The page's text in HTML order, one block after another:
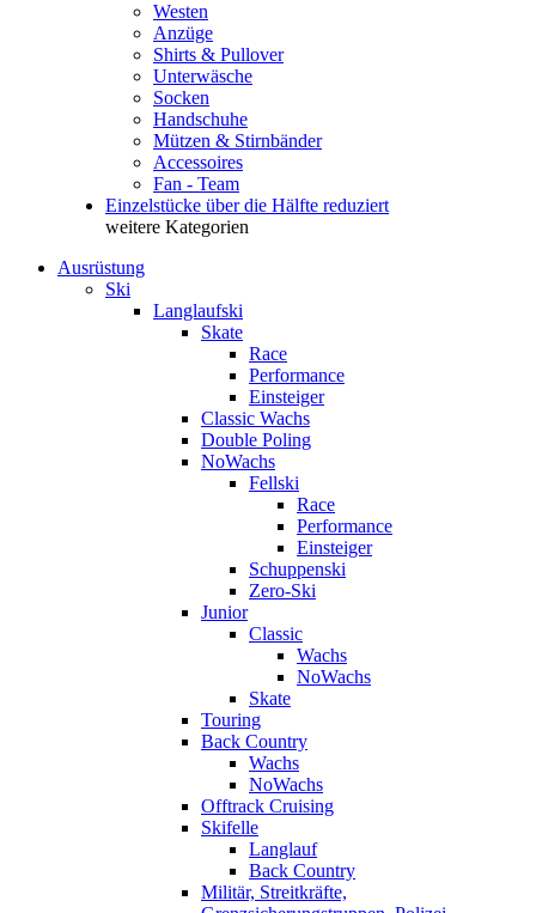
Westen
Anzüge
Shirts & Pullover
Unterwäsche
Socken
Handschuhe
Mützen & Stirnbänder
Accessoires
Fan - Team
Einzelstücke über die Hälfte reduziert
weitere Kategorien
Ausrüstung
Ski
Langlaufski
Skate
Race
Performance
Einsteiger
Classic Wachs
Double Poling
NoWachs
Fellski
Race
Performance
Einsteiger
Schuppenski
Zero-Ski
Junior
Classic
Wachs
NoWachs
Skate
Touring
Back Country
Wachs
NoWachs
Offtrack Cruising
Skifelle
Langlauf
Back Country
Militär, Streitkräfte,